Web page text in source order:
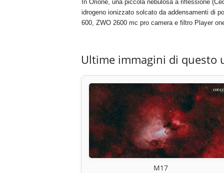
In Orione, una piccola nebulosa a riflessione
idrogeno ionizzato solcato da addensamenti di
600, ZWO 2600 mc pro camera e filtro Player
Ultime immagini di questo
M17